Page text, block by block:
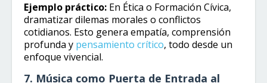
Ejemplo práctico: En Ética o Formación Cívica,
dramatizar dilemas morales o conflictos
cotidianos. Esto genera empatía, comprensión
profunda y pensamiento crítico, todo desde un
enfoque vivencial.
7. Música como Puerta de Entrada al